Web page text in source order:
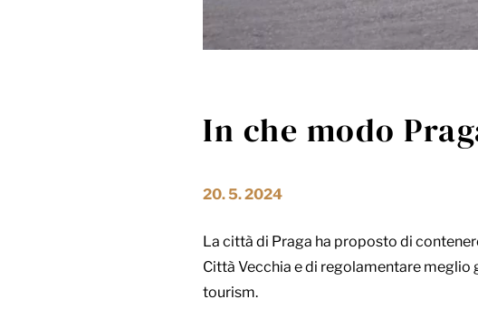
In che modo
20. 5. 2024
La città di Praga ha proposto di
Città Vecchia e di regolamentare
tourism.